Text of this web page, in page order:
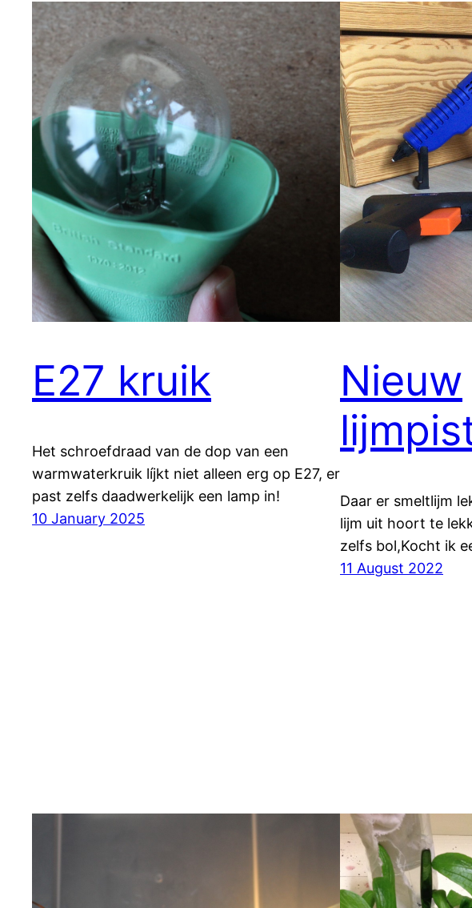
E27 kruik
Het schroefdraad van de dop van een
warmwaterkruik líjkt niet alleen erg op E27, er
past zelfs daadwerkelijk een lamp in!
10 January 2025
Nieuw
Daar er smeltlijm
lijm uit hoort te
zelfs bol,Kocht ik
11 August 2022